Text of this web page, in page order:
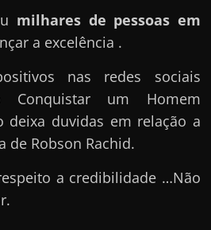
milhares de pessoas em
a excelência .
nas redes sociais
Conquistar um Homem
deixa duvidas em relação a
de Robson Rachid.
a credibilidade …Não